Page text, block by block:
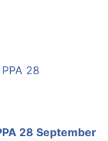
28 September